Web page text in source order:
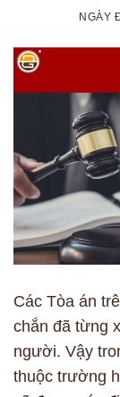
NGÀY
Các Tòa án
chắn đã từng
người. Vậy
thuộc trường